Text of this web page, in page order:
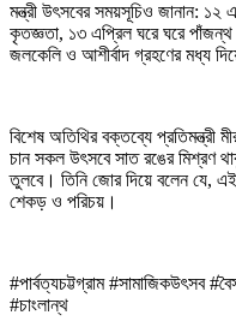
মন্ত্রী উৎসবের সময়সূচিও জানান:
কৃতজ্ঞতা, ১৩ এপ্রিল ঘরে ঘরে
জলকেলি ও আশীর্বাদ গ্রহণের মধ্য
বিশেষ অতিথির বক্তব্যে প্রতিমন্ত্রী
চান সকল উৎসবে সাত রঙের মিশ্রণ
তুলবে। তিনি জোর দিয়ে বলেন যে,
শেকড় ও পরিচয়।
#পার্বত্যচট্টগ্রাম #সামাজিকউৎসব
#চাংলান্থ